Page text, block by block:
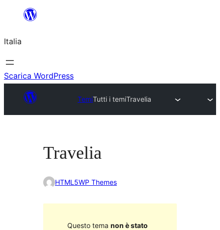
contenuto
Italia
Scarica WordPress
TemiTutti i temiTravelia
Travelia
HTML5WP Themes
Questo tema non è stato